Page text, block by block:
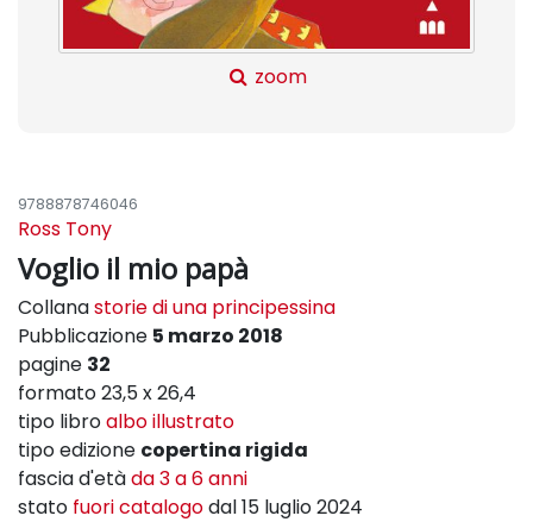
zoom
9788878746046
Ross Tony
Voglio il mio papà
Collanastorie di una principessina
Pubblicazione 5 marzo 2018
pagine 32
formato 23,5 x 26,4
tipo libroalbo illustrato
tipo edizione copertina rigida
fascia d'etàda 3 a 6 anni
stato fuori catalogodal 15 luglio 2024